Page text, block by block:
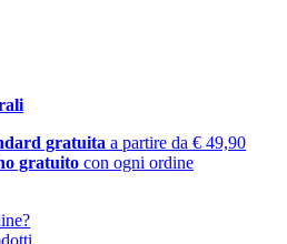
gratuita a partire da € 49,90
gratuito con ogni ordine